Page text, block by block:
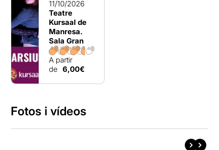
11/10/2026
Teatre
Kursaal de
Manresa.
Sala Gran
A partir
de 6,00€
Fotos i vídeos